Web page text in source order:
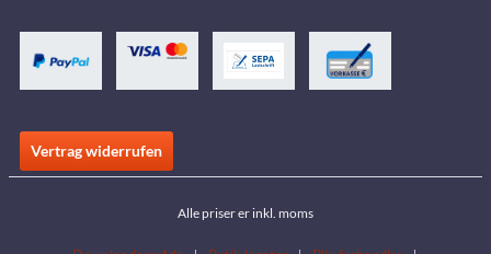
Vertrag widerrufen
Alle priser er inkl. moms